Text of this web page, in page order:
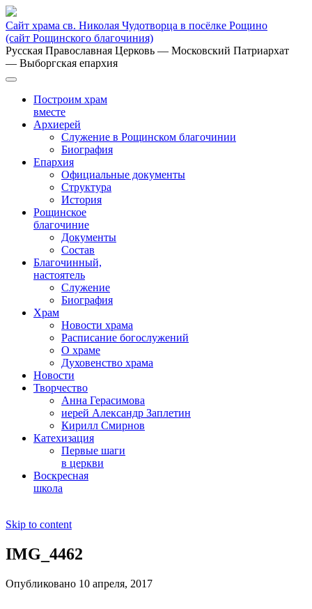
Сайт храма св. Николая Чудотворца в посёлке Рощино
(сайт Рощинского благочиния)
Русская Православная Церковь — Московский Патриархат
— Выборгская епархия
Построим храм
вместе
Архиерей
Служение в Рощинском благочинии
Биография
Епархия
Официальные документы
Структура
История
Рощинское
благочиние
Документы
Состав
Благочинный,
настоятель
Служение
Биография
Храм
Новости храма
Расписание богослужений
О храме
Духовенство храма
Новости
Творчество
Анна Герасимова
иерей Александр Заплетин
Кирилл Смирнов
Катехизация
Первые шаги
в церкви
Воскресная
школа
Skip to content
IMG_4462
Опубликовано 10 апреля, 2017